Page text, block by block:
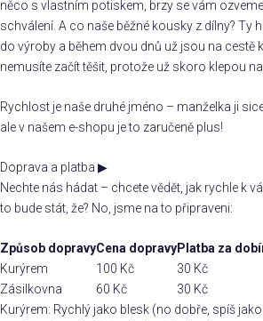
něco s vlastním potiskem, brzy se vám
schválení. A co naše běžné kousky z dílny? Ty
do výroby a během dvou dnů už jsou na cestě
nemusíte začít těšit, protože už skoro klepou na
Rychlost je naše druhé jméno – manželka ji
ale v našem e-shopu je to zaručeně plus!
Doprava a platba ▶
Nechte nás hádat – chcete vědět, jak rychle k
to bude stát, že? No, jsme na to připraveni:
Způsob dopravyCena dopravyPlatba za
Kurýrem
100 Kč 30 Kč
Zásilkovna
60 Kč 30 Kč
Kurýrem: Rychlý jako blesk (no dobře, spíš